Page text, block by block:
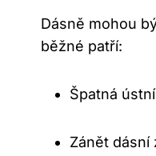
Dásně mohou
běžné patří:
Špatná
Zánět dásní